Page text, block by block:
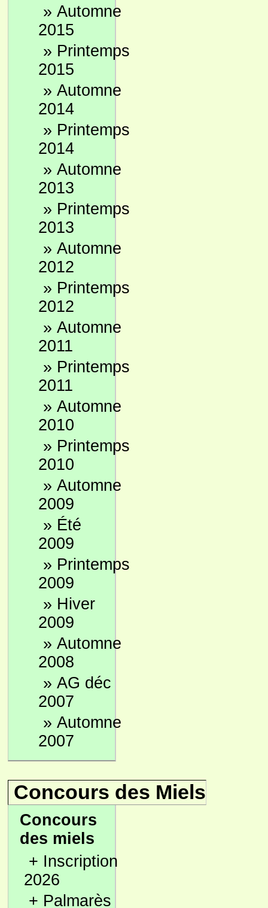
» Automne
2015
» Printemps
2015
» Automne
2014
» Printemps
2014
» Automne
2013
» Printemps
2013
» Automne
2012
» Printemps
2012
» Automne
2011
» Printemps
2011
» Automne
2010
» Printemps
2010
» Automne
2009
» Été
2009
» Printemps
2009
» Hiver
2009
» Automne
2008
» AG déc
2007
» Automne
2007
Concours des Miels
Concours
des miels
+ Inscription
2026
+ Palmarès